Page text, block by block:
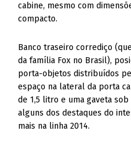
cabine, mesmo com
compacto.
Banco traseiro corrediço
da família Fox no Brasil),
porta-objetos distribuídos
espaço na lateral da porta
de 1,5 litro e uma gaveta
alguns dos destaques do
mais na linha 2014.